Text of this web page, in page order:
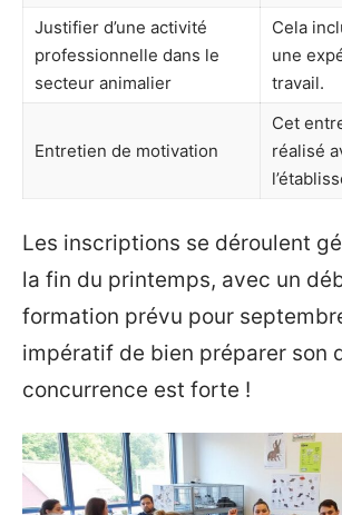
Justifier d’une activité
professionnelle dans le
secteur animalier
Cela
une
travail.
Entretien de motivation
Cet
réalisé
Les inscriptions se déroulent
la fin du printemps, avec un
formation prévu pour
impératif de bien préparer son
concurrence est forte !